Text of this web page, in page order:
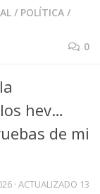
/ POLÍTICA /
0
hev…
de mi
· ACTUALIZADO 13